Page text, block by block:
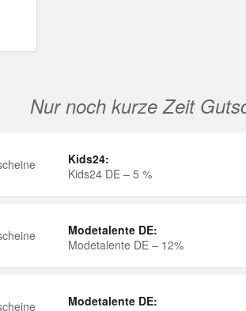
Nur noch kurze Zeit
Kids24:
Kids24 DE – 5 %
Modetalente DE:
Modetalente DE – 12%
Modetalente DE: